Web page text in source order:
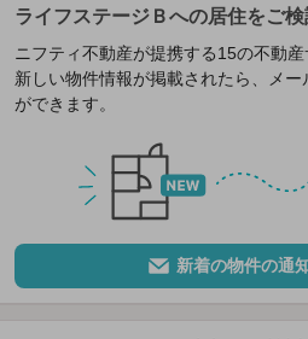
ライフステージＢへの居住をご
ニフティ不動産が提携する15の不動
新しい物件情報が掲載されたら、メ
ができます。
新着の物件の通